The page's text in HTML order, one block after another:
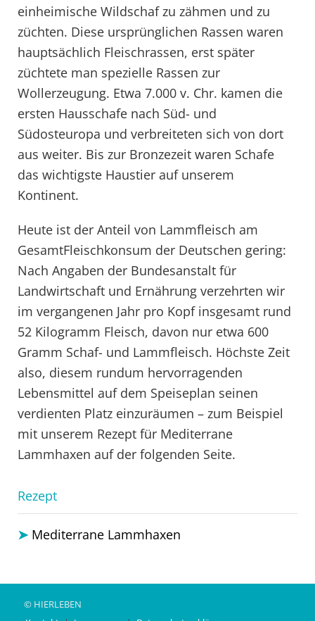
einheimische Wildschaf zu zähmen und zu
züchten. Diese ursprünglichen Rassen waren
hauptsächlich Fleischrassen, erst später
züchtete man spezielle Rassen zur
Wollerzeugung. Etwa 7.000 v. Chr. kamen die
ersten Hausschafe nach Süd- und
Südosteuropa und verbreiteten sich von dort
aus weiter. Bis zur Bronzezeit waren Schafe
das wichtigste Haustier auf unserem
Kontinent.
Heute ist der Anteil von Lammfleisch am
GesamtFleischkonsum der Deutschen gering:
Nach Angaben der Bundesanstalt für
Landwirtschaft und Ernährung verzehrten wir
im vergangenen Jahr pro Kopf insgesamt rund
52 Kilogramm Fleisch, davon nur etwa 600
Gramm Schaf- und Lammfleisch. Höchste Zeit
also, diesem rundum hervorragenden
Lebensmittel auf dem Speiseplan seinen
verdienten Platz einzuräumen – zum Beispiel
mit unserem Rezept für Mediterrane
Lammhaxen auf der folgenden Seite.
Rezept
Mediterrane Lammhaxen
© HIERLEBEN